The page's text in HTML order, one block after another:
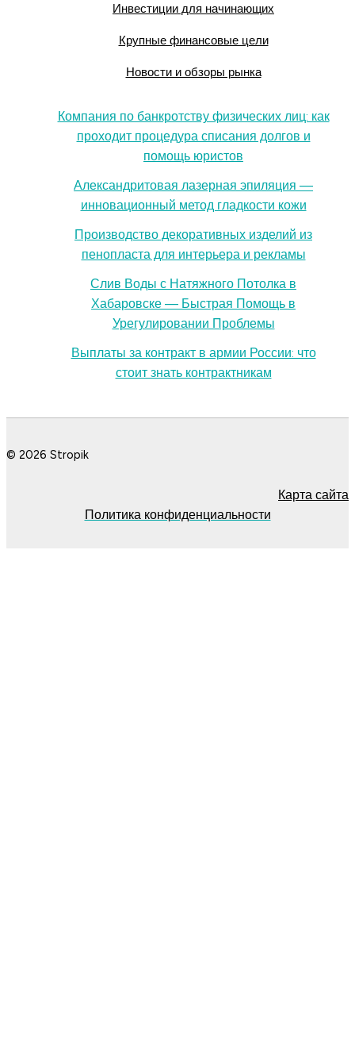
Инвестиции для начинающих
Крупные финансовые цели
Новости и обзоры рынка
Компания по банкротству физических лиц: как
проходит процедура списания долгов и
помощь юристов
Александритовая лазерная эпиляция —
инновационный метод гладкости кожи
Производство декоративных изделий из
пенопласта для интерьера и рекламы
Слив Воды с Натяжного Потолка в
Хабаровске — Быстрая Помощь в
Урегулировании Проблемы
Выплаты за контракт в армии России: что
стоит знать контрактникам
© 2026 Stropik
Карта сайта
Политика конфиденциальности